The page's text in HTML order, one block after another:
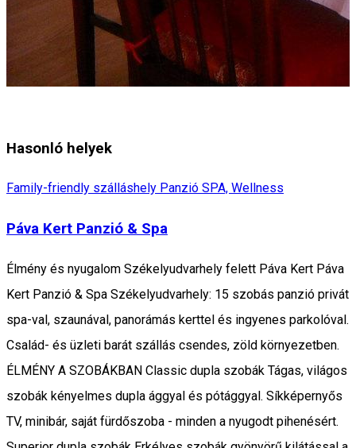
Hasonló helyek
Family-friendly szálláshely Panzió SPA, Wellness
Páva Kert Panzió & Spa
Élmény és nyugalom Székelyudvarhely felett Páva Kert Páva
Kert Panzió & Spa Székelyudvarhely: 15 szobás panzió privát
spa-val, szaunával, panorámás kerttel és ingyenes parkolóval.
Család- és üzleti barát szállás csendes, zöld környezetben.
ÉLMÉNY A SZOBÁKBAN Classic dupla szobák Tágas, világos
szobák kényelmes dupla ággyal és pótággyal. Síkképernyős
TV, minibár, saját fürdőszoba - minden a nyugodt pihenésért.